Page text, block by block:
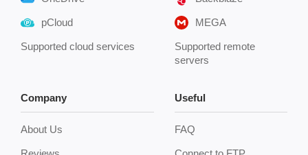
pCloud
Supported cloud services
MEGA
Supported remote
servers
Company
About Us
Useful
FAQ